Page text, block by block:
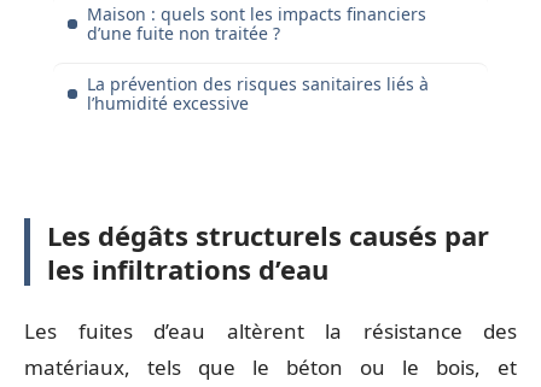
Maison : quels sont les impacts financiers
d’une fuite non traitée ?
La prévention des risques sanitaires liés à
l’humidité excessive
Les dégâts structurels causés par
les infiltrations d’eau
Les fuites d’eau altèrent la résistance des
matériaux, tels que le béton ou le bois, et